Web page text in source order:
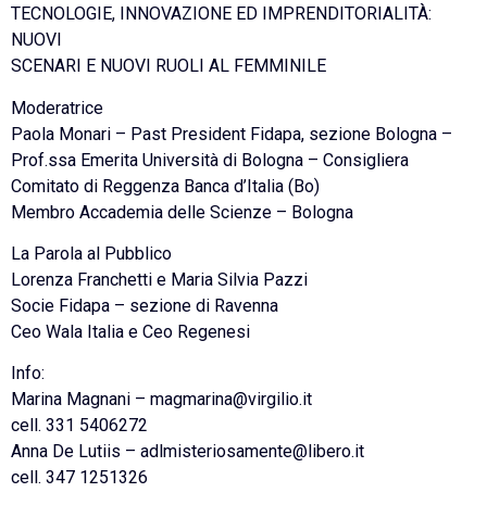
TECNOLOGIE, INNOVAZIONE ED IMPRENDITORIALITÀ:
NUOVI
SCENARI E NUOVI RUOLI AL FEMMINILE
Moderatrice
Paola Monari – Past President Fidapa, sezione Bologna –
Prof.ssa Emerita Università di Bologna – Consigliera
Comitato di Reggenza Banca d’Italia (Bo)
Membro Accademia delle Scienze – Bologna
La Parola al Pubblico
Lorenza Franchetti e Maria Silvia Pazzi
Socie Fidapa – sezione di Ravenna
Ceo Wala Italia e Ceo Regenesi
Info:
Marina Magnani – magmarina@virgilio.it
cell. 331 5406272
Anna De Lutiis – adlmisteriosamente@libero.it
cell. 347 1251326